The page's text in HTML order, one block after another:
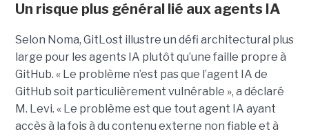
Un risque plus général lié aux agents IA
Selon Noma, GitLost illustre un défi architectural plus
large pour les agents IA plutôt qu’une faille propre à
GitHub. « Le problème n’est pas que l’agent IA de
GitHub soit particulièrement vulnérable », a déclaré
M. Levi. « Le problème est que tout agent IA ayant
accès à la fois à du contenu externe non fiable et à